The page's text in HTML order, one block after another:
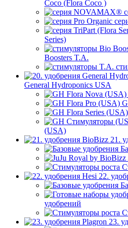
Coco (Flora Coco )
Series)
Boosters T.A.
General Hydroponics USA
(USA)
21.
22.
удобрений
23.